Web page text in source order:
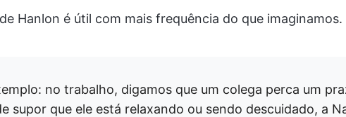
Hanlon é útil com mais frequência do que imaginamos.
no trabalho, digamos que um colega perca um
supor que ele está relaxando ou sendo descuidado, a